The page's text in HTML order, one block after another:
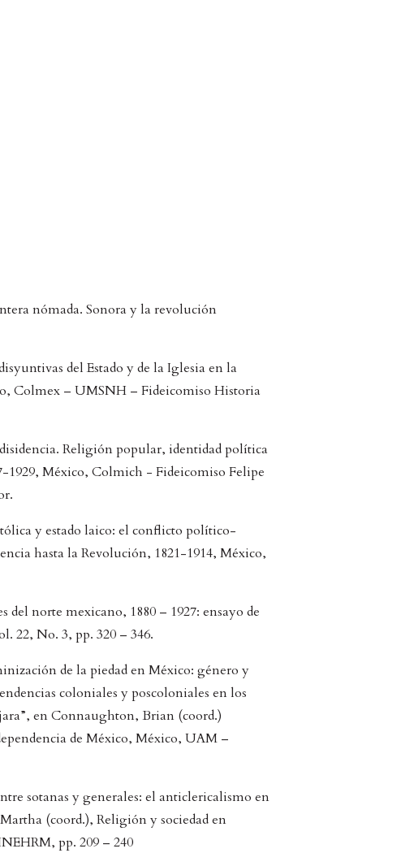
nómada. Sonora y la revolución
del Estado y de la Iglesia en la
Colmex – UMSNH – Fideicomiso Historia
Religión popular, identidad política
1929, México, Colmich - Fideicomiso Felipe
y estado laico: el conflicto político-
hasta la Revolución, 1821-1914, México,
del norte mexicano, 1880 – 1927: ensayo de
22, No. 3, pp. 320 – 346.
de la piedad en México: género y
coloniales y poscoloniales en los
en Connaughton, Brian (coord.)
de México, México, UAM –
sotanas y generales: el anticlericalismo en
(coord.), Religión y sociedad en
pp. 209 – 240